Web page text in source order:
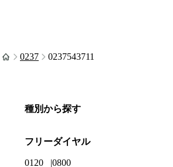
0237 0237543711
種別から探す
フリーダイヤル
0120 0800